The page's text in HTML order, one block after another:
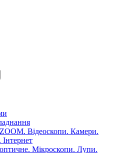
Відеоскопи. Камери.
Мікроскопи. Лупи.